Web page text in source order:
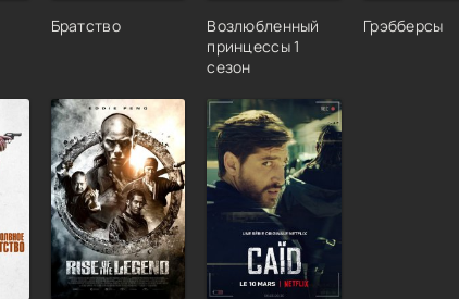
Братство
Возлюбленный
принцессы 1
сезон
Грэбберсы